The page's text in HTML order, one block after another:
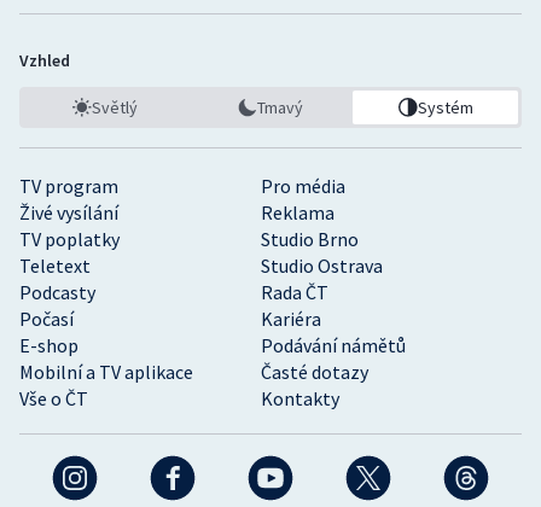
TV program
Pro média
Živé vysílání
Reklama
TV poplatky
Studio Brno
Teletext
Studio Ostrava
Podcasty
Rada ČT
Počasí
Kariéra
E-shop
Podávání námětů
Mobilní a TV aplikace
Časté dotazy
Vše o ČT
Kontakty
Vzhled
Světlý Tmavý Systém